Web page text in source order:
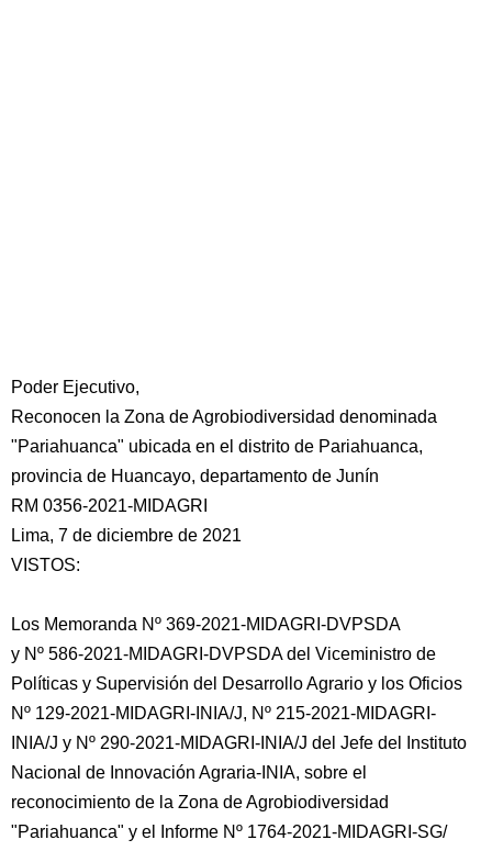
Poder Ejecutivo,
Reconocen la Zona de Agrobiodiversidad denominada
"Pariahuanca" ubicada en el distrito de Pariahuanca,
provincia de Huancayo, departamento de Junín
RM 0356-2021-MIDAGRI
Lima, 7 de diciembre de 2021
VISTOS:
Los Memoranda Nº 369-2021-MIDAGRI-DVPSDA
y Nº 586-2021-MIDAGRI-DVPSDA del Viceministro de
Políticas y Supervisión del Desarrollo Agrario y los Oficios
Nº 129-2021-MIDAGRI-INIA/J, Nº 215-2021-MIDAGRI-
INIA/J y Nº 290-2021-MIDAGRI-INIA/J del Jefe del Instituto
Nacional de Innovación Agraria-INIA, sobre el
reconocimiento de la Zona de Agrobiodiversidad
"Pariahuanca" y el Informe Nº 1764-2021-MIDAGRI-SG/